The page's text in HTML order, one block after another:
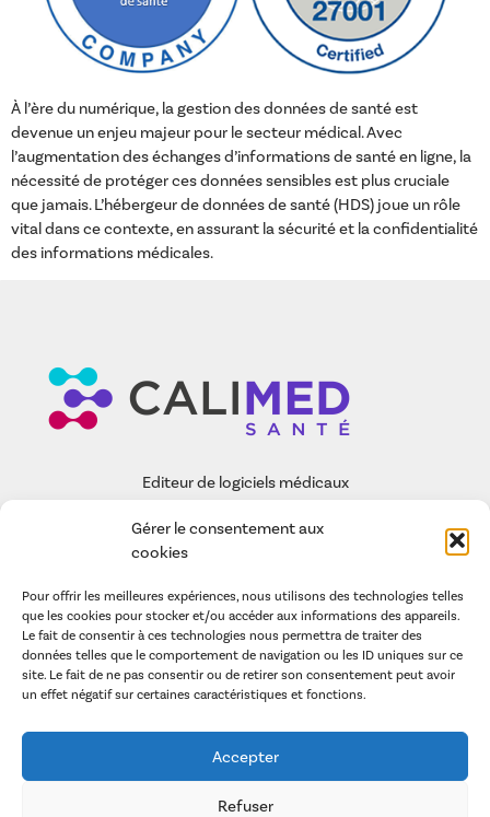
Gérer le consentement aux
cookies
Pour offrir les meilleures expériences, nous utilisons des technologies telles
que les cookies pour stocker et/ou accéder aux informations des appareils.
Le fait de consentir à ces technologies nous permettra de traiter des
données telles que le comportement de navigation ou les ID uniques sur ce
site. Le fait de ne pas consentir ou de retirer son consentement peut avoir
un effet négatif sur certaines caractéristiques et fonctions.
Accepter
Refuser
À l’ère du numérique, la gestion des données de santé est
devenue un enjeu majeur pour le secteur médical. Avec
l’augmentation des échanges d’informations de santé en ligne, la
nécessité de protéger ces données sensibles est plus cruciale
que jamais. L’hébergeur de données de santé (HDS) joue un rôle
vital dans ce contexte, en assurant la sécurité et la confidentialité
des informations médicales.
Editeur de logiciels médicaux
EASY-CARE
CALIMED SAS
ARTICLES
POLITIQUE DE GESTION DES COOKIES
LA POLITIQUE DE CONFIDENTIALITÉ
CONDITIONS GÉNÉRALES D’UTILISATION